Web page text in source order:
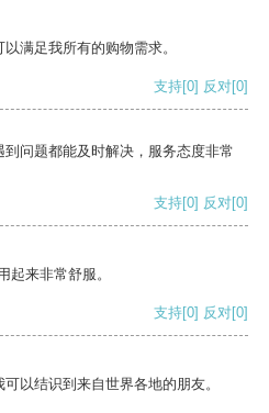
满足我所有的购物需求。
支持[0] 反对[0]
问题都能及时解决，服务态度非常
支持[0] 反对[0]
起来非常舒服。
支持[0] 反对[0]
以结识到来自世界各地的朋友。